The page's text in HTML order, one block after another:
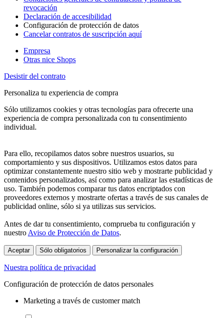
revocación
Declaración de accesibilidad
Configuración de protección de datos
Cancelar contratos de suscripción aquí
Empresa
Otras nice Shops
Desistir del contrato
Personaliza tu experiencia de compra
Sólo utilizamos cookies y otras tecnologías para ofrecerte una
experiencia de compra personalizada con tu consentimiento
individual.
Para ello, recopilamos datos sobre nuestros usuarios, su
comportamiento y sus dispositivos. Utilizamos estos datos para
optimizar constantemente nuestro sitio web y mostrarte publicidad y
contenidos personalizados, así como para analizar las estadísticas de
uso. También podemos comparar tus datos encriptados con
proveedores externos y mostrarte ofertas a través de sus canales de
publicidad online, sólo si ya utilizas sus servicios.
Antes de dar tu consentimiento, comprueba tu configuración y
nuestro Aviso de Protección de Datos.
Aceptar Sólo obligatorios Personalizar la configuración
Nuestra política de privacidad
Configuración de protección de datos personales
Marketing a través de customer match